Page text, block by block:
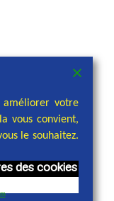
française,
améliorer votre
vous convient,
le souhaitez.
des cookies